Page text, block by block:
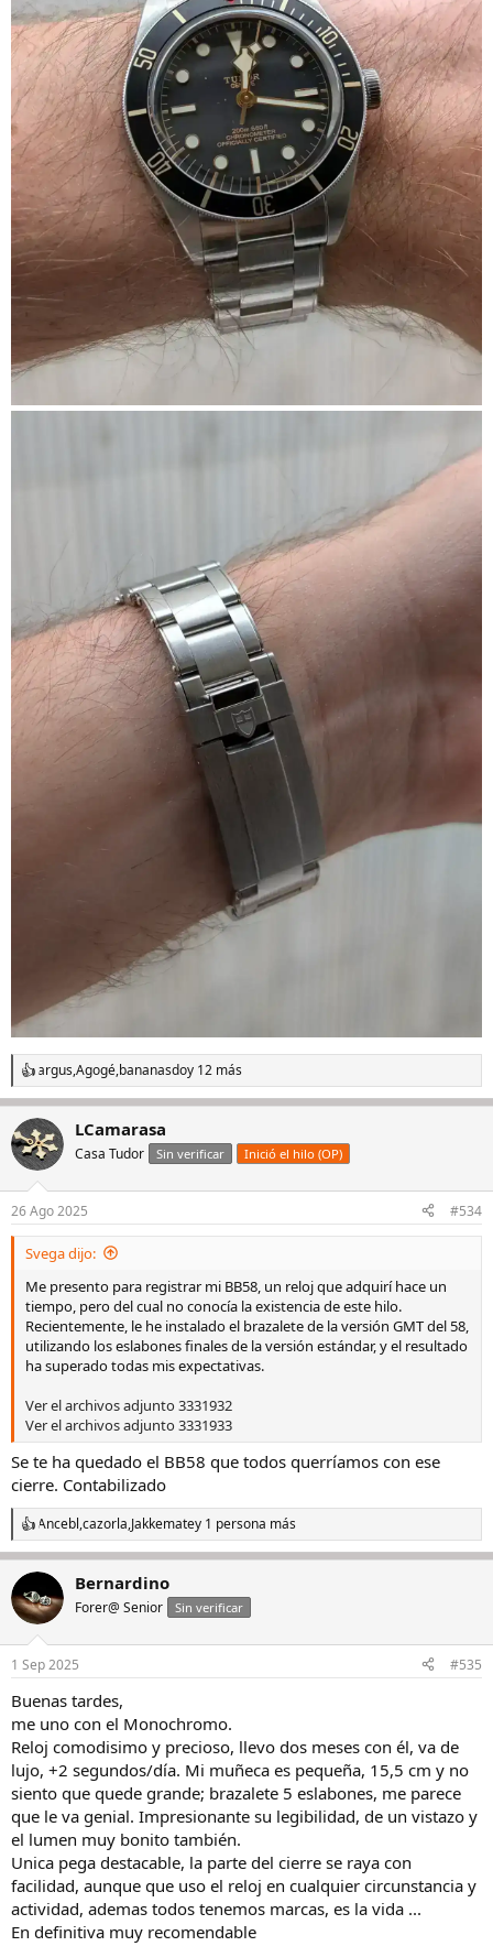
R
e
c
c
i
e
s
argus,Agogé,bananasdoy 12 más
LCamarasa
Casa Tudor Sin verificar Inició el hilo (OP)
26 Ago 2025 #534
Svega dijo:
Me presento para registrar mi BB58, un reloj que adquirí hace un
tiempo, pero del cual no conocía la existencia de este hilo.
Recientemente, le he instalado el brazalete de la versión GMT del 58,
utilizando los eslabones finales de la versión estándar, y el resultado
ha superado todas mis expectativas.
Ver el archivos adjunto 3331932
Ver el archivos adjunto 3331933
Se te ha quedado el BB58 que todos querríamos con ese
cierre. Contabilizado
R
e
c
c
i
e
:
Ancebl,cazorla,Jakkematey 1 persona más
Bernardino
Forer@ Senior Sin verificar
1 Sep 2025 #535
Buenas tardes,
me uno con el Monochromo.
Reloj comodisimo y precioso, llevo dos meses con él, va de
lujo, +2 segundos/día. Mi muñeca es pequeña, 15,5 cm y no
siento que quede grande; brazalete 5 eslabones, me parece
que le va genial. Impresionante su legibilidad, de un vistazo y
el lumen muy bonito también.
Unica pega destacable, la parte del cierre se raya con
facilidad, aunque que uso el reloj en cualquier circunstancia y
actividad, ademas todos tenemos marcas, es la vida ...
En definitiva muy recomendable